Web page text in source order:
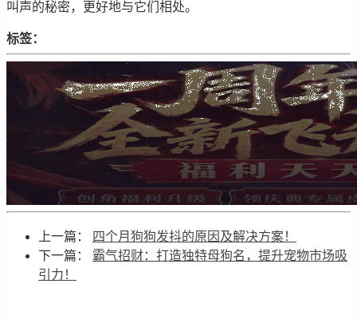
叫声的秘密，更好地与它们相处。
标签：
上一篇：
四个月狗狗发抖的原因及解决方案！
下一篇： 霸气招财：打造独特母狗名，提升宠物市场吸
引力！